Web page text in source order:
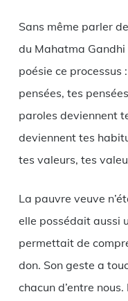
Sans même parler
du Mahatma
poésie ce processus
pensées, tes
paroles deviennent
deviennent tes
tes valeurs, tes
La pauvre veuve
elle possédait aussi
permettait de
don. Son geste a
chacun d’entre